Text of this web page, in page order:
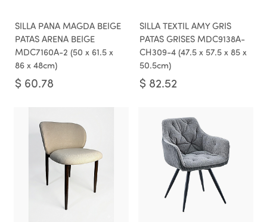
SILLA PANA MAGDA BEIGE
PATAS ARENA BEIGE
MDC7160A-2 (50 x 61.5 x
86 x 48cm)
$ 60.78
SILLA TEXTIL AMY GRIS
PATAS GRISES MDC9138A-
CH309-4 (47.5 x 57.5 x 85 x
50.5cm)
$ 82.52